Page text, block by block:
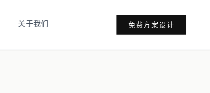
关于我们 免费方案设计